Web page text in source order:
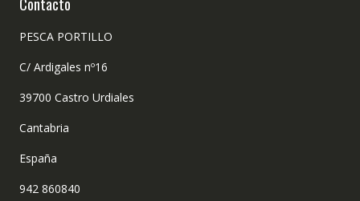
PESCA PORTILLO
C/ Ardigales nº16
39700 Castro Urdiales
Cantabria
España
942 860840